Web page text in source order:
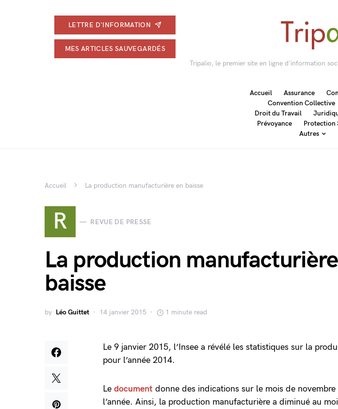
LETTRE D'INFORMATION
MES ARTICLES SAUVEGARDÉS
Tripalio, le premier site en ligne d'information
Accueil Assurance
Convention Collective
Droit du Travail
Prévoyance
Protection
Autres
Accueil La production manufacturière en baisse
R REVUE DE PRESSE
La production
baisse
by Léo Guittet 14 janvier 2015 1 minute read
Le 9 janvier 2015, l’Insee a révélé les statistiques sur la
pour l’année 2014.
Le document donne des indications sur le mois de novembre
l’année. Ainsi, la production manufacturière a diminué au